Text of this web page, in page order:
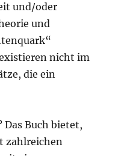
und/oder
und
nicht im
die ein
Buch bietet,
zahlreichen